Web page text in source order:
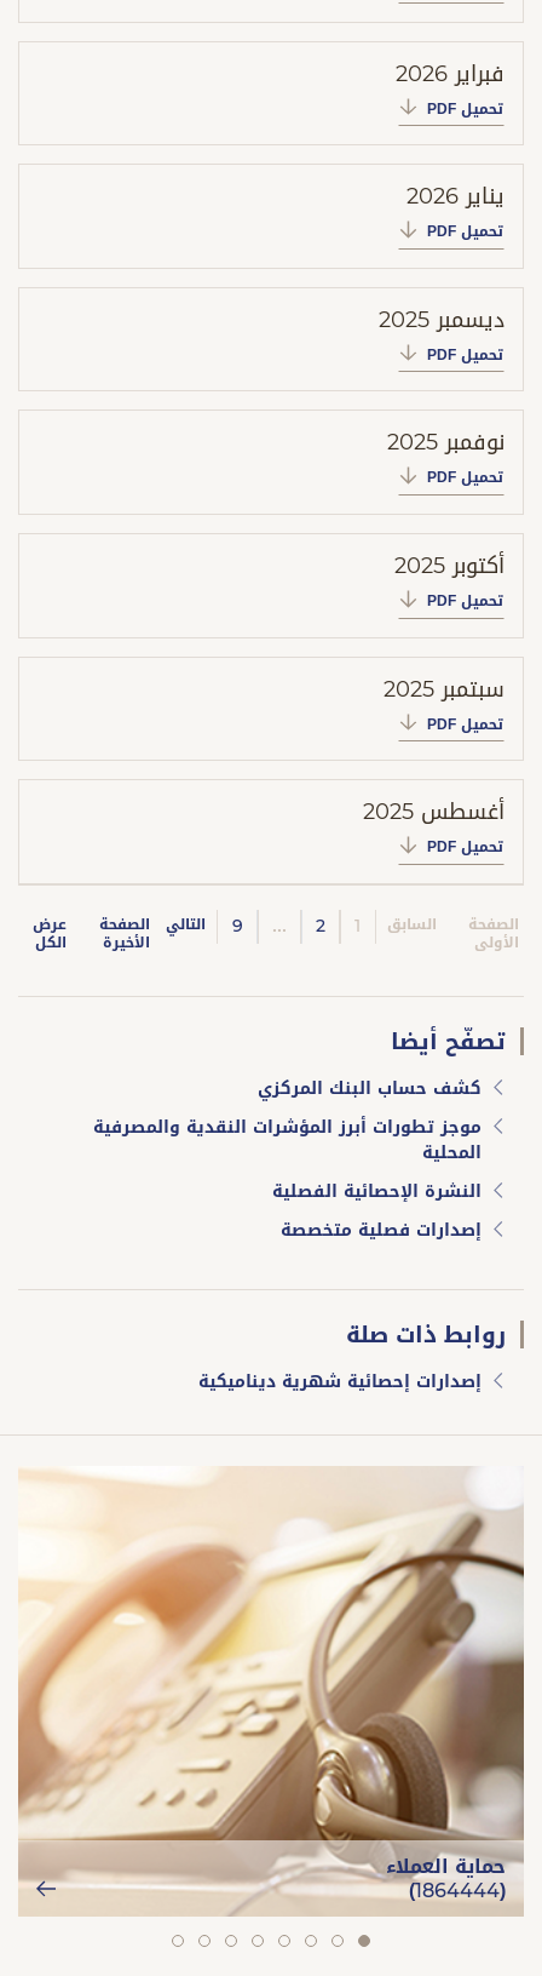
فبراير 2026
تحميل PDF
يناير 2026
تحميل PDF
ديسمبر 2025
تحميل PDF
نوفمبر 2025
تحميل PDF
أكتوبر 2025
تحميل PDF
سبتمبر 2025
تحميل PDF
أغسطس 2025
تحميل PDF
الصفحة
الأولى
السابق 1
2
...
9 التالي الصفحة
الأخيرة
عرض
الكل
تصفّح أيضا
كشف حساب البنك المركزي
موجز تطورات أبرز المؤشرات النقدية والمصرفية
المحلية
النشرة الإحصائية الفصلية
إصدارات فصلية متخصصة
روابط ذات صلة
إصدارات إحصائية شهرية ديناميكية
حماية العملاء
(1864444)